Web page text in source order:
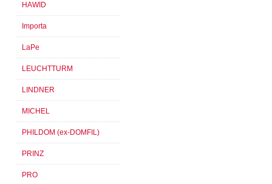
HAWID
Importa
LaPe
LEUCHTTURM
LINDNER
MICHEL
PHILDOM (ex-DOMFIL)
PRINZ
PRO